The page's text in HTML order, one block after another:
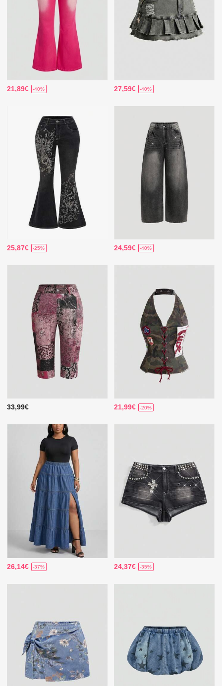
21,89€ -40% 27,59€ -40%
25,87€ -25% 24,59€ -40%
33,99€ 21,99€ -20%
26,14€ -37% 24,37€ -35%